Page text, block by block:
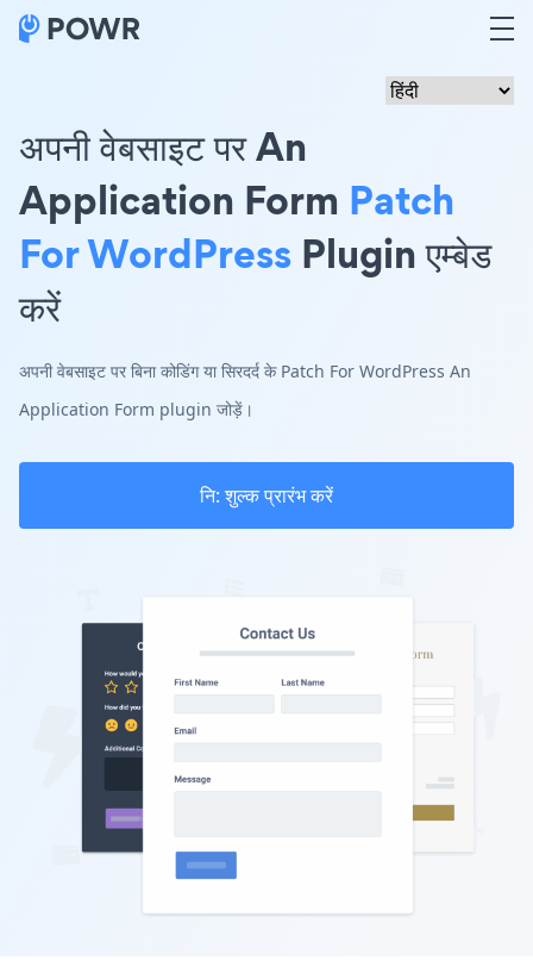
अपनी वेबसाइट पर An
Application Form Patch
For WordPress Plugin एम्बेड
करें
अपनी वेबसाइट पर बिना कोडिंग या सिरदर्द के Patch For WordPress An
Application Form plugin जोड़ें।
नि: शुल्क प्रारंभ करें